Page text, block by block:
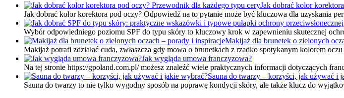
Jak dobrać kolor
Jak dobrać kolor korektora pod oczy? Odpowiedź na to pytanie może być kluczowa dla uzyskania
Wybór odpowiedniego poziomu SPF do typu skóry to kluczowy krok w zapewnieniu skutecznej
Makijaż dla brunetek o zielonych
Makijaż potrafi zdziałać cuda, zwłaszcza gdy mowa o brunetkach z rzadko spotykanym kolorem
Jak wygląda umowa franczyzowa?
Na tej stronie https://gpoland.com.pl/ możesz znaleźć wiele praktycznych informacji dotyczących
Sauna do twarzy – korzyści, jak używać i
Sauna do twarzy to nie tylko wygodny sposób na poprawę kondycji skóry, ale także klucz do